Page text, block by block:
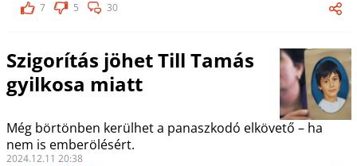
7
5 30
Szigorítás jöhet Till Tamás
gyilkosa miatt
Még börtönben kerülhet a panaszkodó elkövető – ha
nem is emberölésért.
2024.12.11 20:38